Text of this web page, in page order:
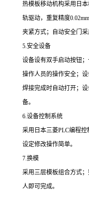
热模板移动机构采用日
轨驱动，重复精度
夹紧方式；自动安全门
5.安全设备
设备设有双手启动按钮
操作人员的操作安全；
焊接完成时自动打开；
备。
6.设备控制系统
采用日本三菱PLC编程
设定修改操作简单。
7.换模
采用三层模板组合方式
人即可完成。